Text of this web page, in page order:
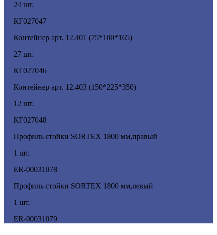
24 шт.
КГ027047
Контейнер арт. 12.401 (75*100*165)
27 шт.
КГ027046
Контейнер арт. 12.403 (150*225*350)
12 шт.
КГ027048
Профиль стойки SORTEX 1800 мм,правый
1 шт.
ER-00031078
Профиль стойки SORTEX 1800 мм,левый
1 шт.
ER-00031079